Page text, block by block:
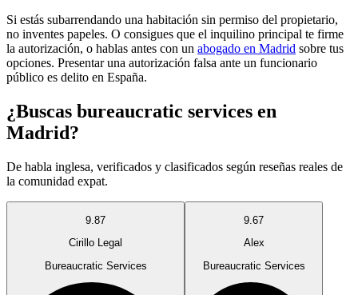
Si estás subarrendando una habitación sin permiso del propietario,
no inventes papeles. O consigues que el inquilino principal te firme
la autorización, o hablas antes con un abogado en Madrid sobre tus
opciones. Presentar una autorización falsa ante un funcionario
público es delito en España.
¿Buscas bureaucratic services en
Madrid?
De habla inglesa, verificados y clasificados según reseñas reales de
la comunidad expat.
9.87
Cirillo Legal
Bureaucratic Services
9.67
Alex
Bureaucratic Services